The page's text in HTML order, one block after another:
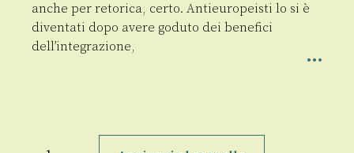
anche per retorica, certo. Antieuropeisti lo si è
diventati dopo avere goduto dei benefici
dell’integrazione,